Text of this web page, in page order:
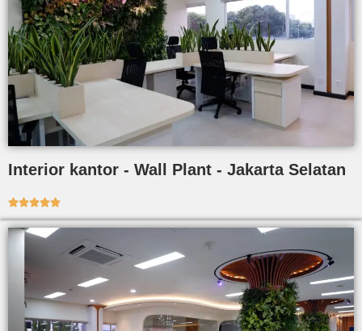
Interior kantor - Wall Plant - Jakarta Selatan
